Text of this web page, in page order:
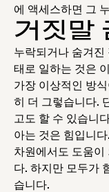
에 액세스하면 그
거짓말
누락되거나 숨겨
태로 일하는 것은
가장 이상적인 방
히 더 그렇습니다.
고도 할 수 있습니
아는 것은 힘입니
차원에서도 도움이
다. 하지만 모두가
습니다.